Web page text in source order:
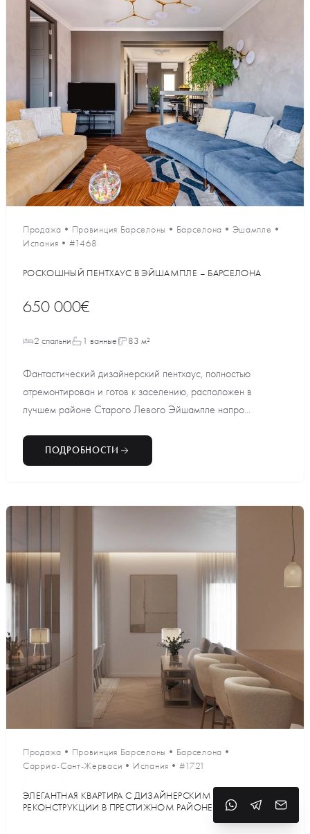
Продажа • Провинция Барселоны • Барселона • Эшампле •
Испания • #1468
РОСКОШНЫЙ ПЕНТХАУС В ЭЙШАМПЛЕ – БАРСЕЛОНА
650 000€
2 спальни 1 ванные 83 м²
Фантастический дизайнерский пентхаус, полностью
отремонтирован и готов к заселению, расположен в
лучшем районе Старого Левого Эйшампле напро...
ПОДРОБНОСТИ
Продажа • Провинция Барселоны • Барселона •
Сарриа-Сант-Жерваси • Испания • #1721
ЭЛЕГАНТНАЯ КВАРТИРА С ДИЗАЙНЕРСКИМ ПРОЕКТОМ
РЕКОНСТРУКЦИИ В ПРЕСТИЖНОМ РАЙОНЕ БАРСЕЛОНЫ